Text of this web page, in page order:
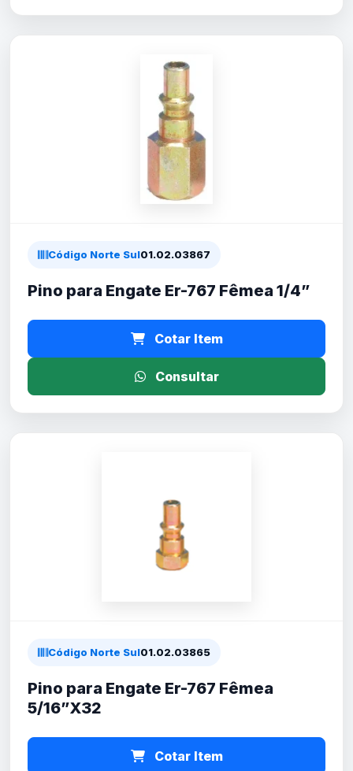
Código Norte Sul01.02.03867
Pino para Engate Er-767 Fêmea 1/4”
Cotar Item
Consultar
Código Norte Sul01.02.03865
Pino para Engate Er-767 Fêmea
5/16”X32
Cotar Item